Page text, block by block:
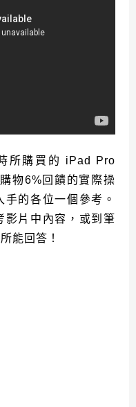
所購買的 iPad Pro
物6%回饋的實際操
的各位一個參考。
影片中內容，或到筆
能回答！